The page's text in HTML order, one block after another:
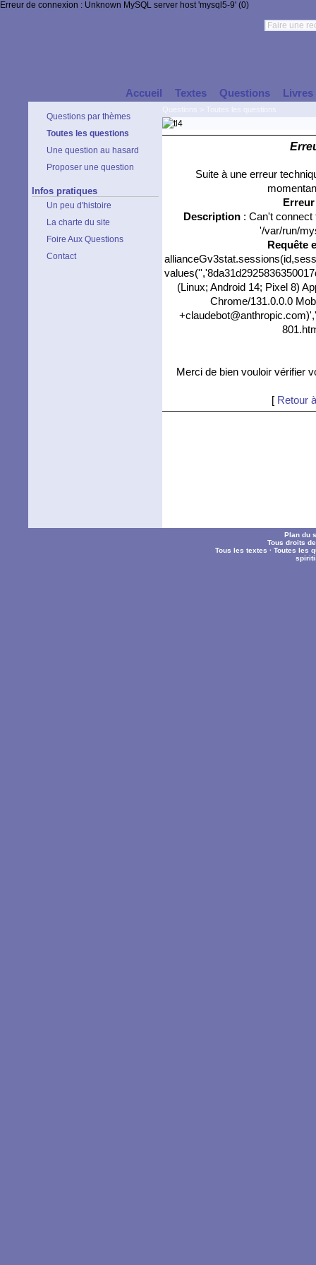
Erreur de connexion : Unknown MySQL server host 'mysql5-9' (0)
Accueil Textes Questions Livres
Questions par thèmes
Toutes les questions
Une question au hasard
Proposer une question
Infos pratiques
Un peu d'histoire
La charte du site
Foire Aux Questions
Contact
Suite à une erreur
Description: Can't connect
'/var/run/
Requête
(Linux; Android 14; Pixel 8)
Chrome/131.0.0.0
Merci de bien vouloir vérifier
[ Retour
Plan du
Tous droits
Tous les textes ·Toutes les